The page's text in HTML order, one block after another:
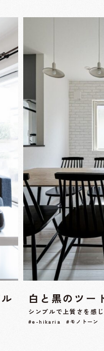
白と黒のツー
シンプルで上質さを感
#e-hikaria #モノトーン